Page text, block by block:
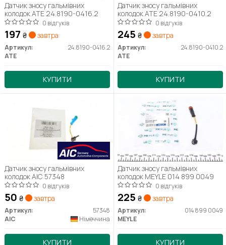
Датчик зносу гальмівних
колодок ATE 24.8190-0416.2
0 відгуків
197 ₴ завтра
Артикул:
24.8190-0416.2
ATE
КУПИТИ
Датчик зносу гальмівних
колодок ATE 24.8190-0410.2
0 відгуків
245 ₴ завтра
Артикул:
24.8190-0410.2
ATE
КУПИТИ
Датчик зносу гальмівних
колодок AIC 57348
0 відгуків
50 ₴ завтра
Артикул:
57348
AIC
Німеччина
КУПИТИ
Датчик зносу гальмівних
колодок MEYLE 014 899 0049
0 відгуків
225 ₴ завтра
Артикул:
014 899 0049
MEYLE
КУПИТИ